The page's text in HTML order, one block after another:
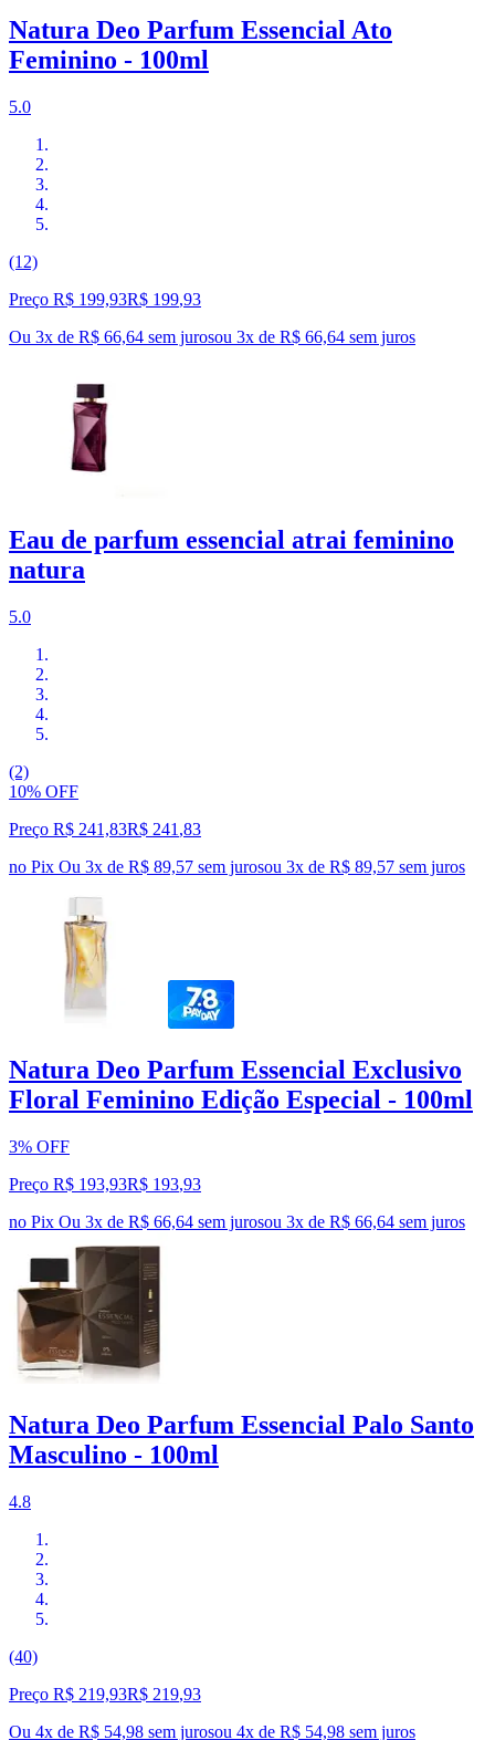
Natura Deo Parfum Essencial Ato
Feminino - 100ml
5.0
(12)
Preço R$ 199,93R$ 199,93
Ou 3x de R$ 66,64 sem jurosou 3x de R$ 66,64 sem juros
Eau de parfum essencial atrai feminino
natura
5.0
(2)
10% OFF
Preço R$ 241,83R$ 241 ,83
no Pix Ou 3x de R$ 89,57 sem jurosou 3x de R$ 89,57 sem juros
Natura Deo Parfum Essencial Exclusivo
Floral Feminino Edição Especial - 100ml
3% OFF
Preço R$ 193,93R$ 193,93
no Pix Ou 3x de R$ 66,64 sem jurosou 3x de R$ 66,64 sem juros
Natura Deo Parfum Essencial Palo Santo
Masculino - 100ml
4.8
(40)
Preço R$ 219,93R$ 219,93
Ou 4x de R$ 54,98 sem jurosou 4x de R$ 54,98 sem juros